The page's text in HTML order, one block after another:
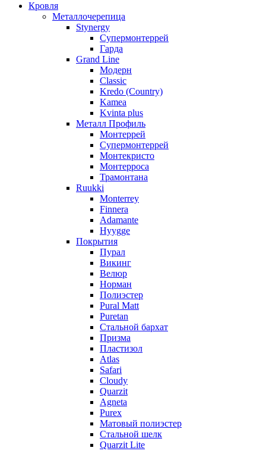
Кровля
Металлочерепица
Stynergy
Супермонтеррей
Гарда
Grand Line
Модерн
Classic
Kredo (Country)
Kamea
Kvinta plus
Металл Профиль
Монтеррей
Супермонтеррей
Монтекристо
Монтерроса
Трамонтана
Ruukki
Monterrey
Finnera
Adamante
Hyygge
Покрытия
Пурал
Викинг
Велюр
Норман
Полиэстер
Pural Matt
Puretan
Стальной бархат
Призма
Пластизол
Atlas
Safari
Cloudy
Quarzit
Agneta
Purex
Матовый полиэстер
Стальной шелк
Quarzit Lite